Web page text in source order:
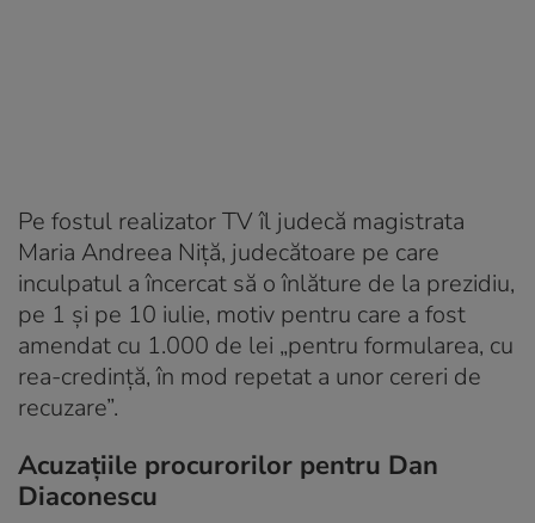
Pe fostul realizator TV îl judecă magistrata
Maria Andreea Niță, judecătoare pe care
inculpatul a încercat să o înlăture de la prezidiu,
pe 1 și pe 10 iulie, motiv pentru care a fost
amendat cu 1.000 de lei „pentru formularea, cu
rea-credință, în mod repetat a unor cereri de
recuzare”.
Acuzațiile procurorilor pentru Dan
Diaconescu